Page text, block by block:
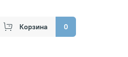
Корзина 0